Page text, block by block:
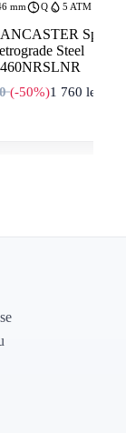
mm Q 5 ATM
Sport
Steel
(-50%)
Prețul inițial a
1 760 lei
Prețul curent